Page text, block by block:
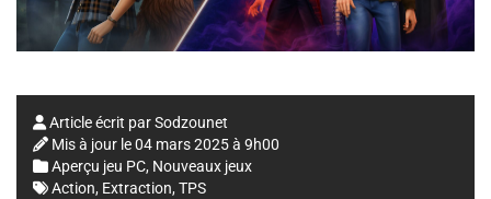
Article écrit parSodzounet
Mis à jour le04 mars 2025 à 9h00
Aperçu jeu PC, Nouveaux jeux
Action, Extraction, TPS